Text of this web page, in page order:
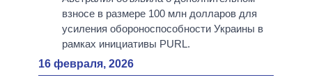
взносе в размере 100 млн долларов для
усиления обороноспособности Украины в
рамках инициативы PURL.
16 февраля, 2026